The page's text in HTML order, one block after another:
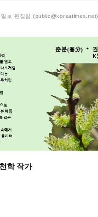
일보 편집팀 (public@koreatimes.net)
학 작가